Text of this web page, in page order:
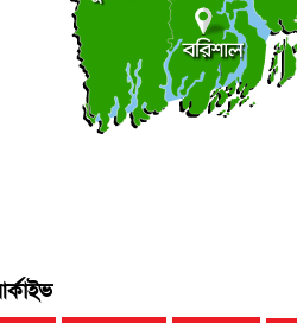
পীরগঞ্জে খাল খননের অব্যায়িত সাড়ে
কোষাগারে ফেরত
● ৫ আগস্ট ২০২৬
পটুয়াখালীতে পালিত হলো জুলাই
পরিবার ও আহত যোদ্ধাদের সংবর্ধনা